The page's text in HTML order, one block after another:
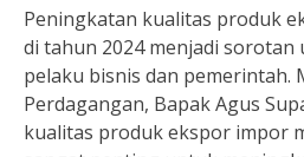
Peningkatan kualitas produk
di tahun 2024 menjadi sorotan
pelaku bisnis dan pemerintah.
Perdagangan, Bapak Agus
kualitas produk ekspor impor